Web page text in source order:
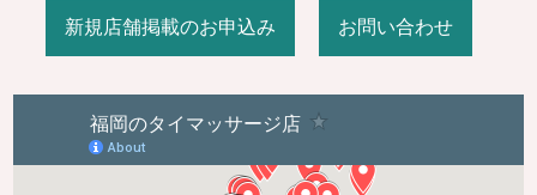
新規店舗掲載のお申込み お問い合わせ